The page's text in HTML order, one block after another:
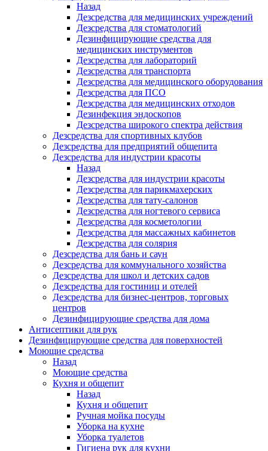
Назад
Дезсредства для медицинских учреждений
Дезсредства для стоматологий
Дезинфицирующие средства для
медицинских инструментов
Дезсредства для лабораторий
Дезсредства для транспорта
Дезсредства для медицинского оборудования
Дезсредства для ПСО
Дезсредства для медицинских отходов
Дезинфекция эндоскопов
Дезсредства широкого спектра действия
Дезсредства для спортивных клубов
Дезсредства для предприятий общепита
Дезсредства для индустрии красоты
Назад
Дезсредства для индустрии красоты
Дезсредства для парикмахерских
Дезсредства для тату-салонов
Дезсредства для ногтевого сервиса
Дезсредства для косметологии
Дезсредства для массажных кабинетов
Дезсредства для солярия
Дезсредства для бань и саун
Дезсредства для коммунального хозяйства
Дезсредства для школ и детских садов
Дезсредства для гостиниц и отелей
Дезсредства для бизнес-центров, торговых
центров
Дезинфицирующие средства для дома
Антисептики для рук
Дезинфицирующие средства для поверхностей
Моющие средства
Назад
Моющие средства
Кухня и общепит
Назад
Кухня и общепит
Ручная мойка посуды
Уборка на кухне
Уборка туалетов
Гигиена рук для кухни